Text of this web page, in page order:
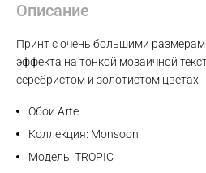
Описание
Принт с очень большими
эффекта на тонкой мозаичной
серебристом и золотистом цветах.
Обои Arte
Коллекция: Monsoon
Модель: TROPIC